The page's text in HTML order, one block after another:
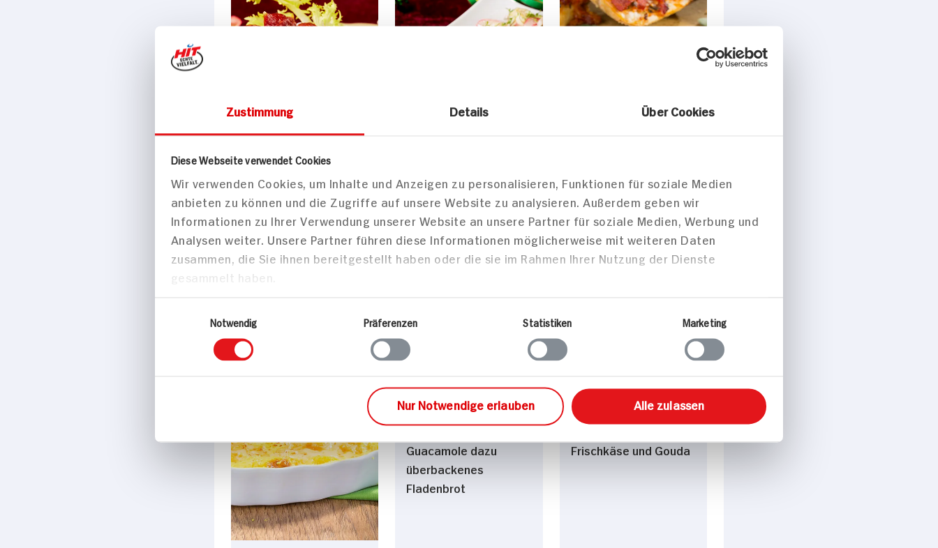
Zustimmung Details Über Cookies
Diese Webseite verwendet Cookies
Wir verwenden Cookies, um Inhalte und Anzeigen zu personalisieren, Funktionen für soziale Medien
anbieten zu können und die Zugriffe auf unsere Website zu analysieren. Außerdem geben wir
Informationen zu Ihrer Verwendung unserer Website an unsere Partner für soziale Medien, Werbung und
Analysen weiter. Unsere Partner führen diese Informationen möglicherweise mit weiteren Daten
zusammen, die Sie ihnen bereitgestellt haben oder die sie im Rahmen Ihrer Nutzung der Dienste
gesammelt haben.
Notwendig
Präferenzen Statistiken Marketing
Nur Notwendige erlauben Alle zulassen
Snackteller mit
Minisalami-Bonbons
10 min
412 kcal p. Portion
Leicht
Käsefrikadellen mit
Radieschen-
Kartoffelsalat
60 min
764 kcal p. Portion
Pizzabrötchen
Varianten
40 min
718 kcal p. Portion
Spareribs mit
Guacamole dazu
überbackenes
Fladenbrot
Frischkäse und Gouda